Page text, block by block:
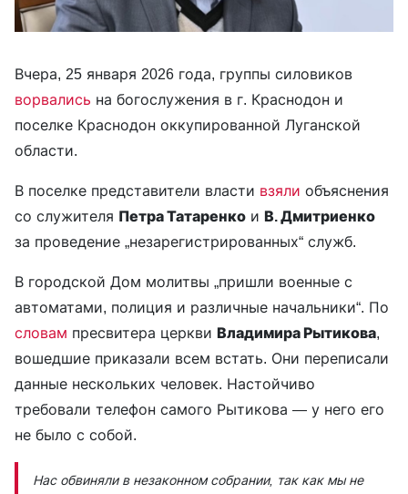
Вчера, 25 января 2026 года, группы силовиков
ворвались на богослужения в г. Краснодон и
поселке Краснодон оккупированной Луганской
области.
В поселке представители власти взяли объяснения
со служителя Петра Татаренко и В. Дмитриенко
за проведение „незарегистрированных“ служб.
В городской Дом молитвы „пришли военные с
автоматами, полиция и различные начальники“. По
словам пресвитера церкви Владимира Рытикова,
вошедшие приказали всем встать. Они переписали
данные нескольких человек. Настойчиво
требовали телефон самого Рытикова — у него его
не было с собой.
Нас обвиняли в незаконном собрании, так как мы не